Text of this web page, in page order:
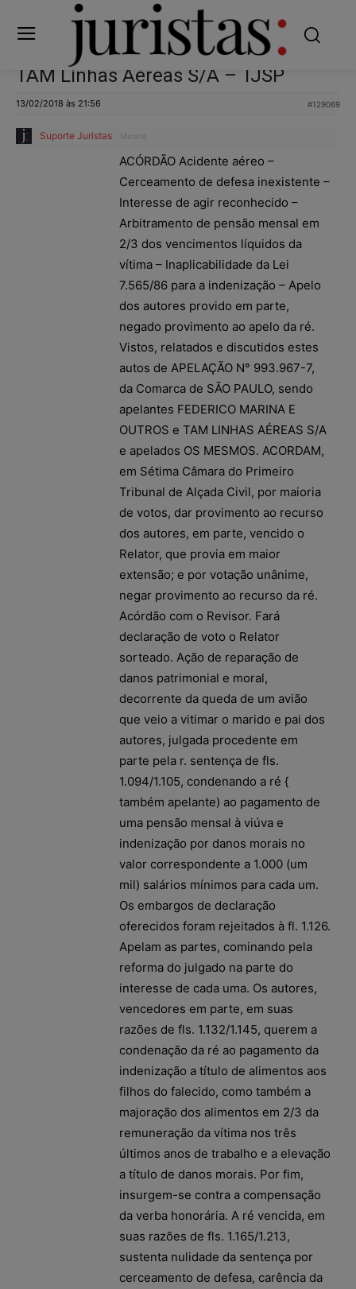
TAM Linhas Aéreas S/A – TJSP
13/02/2018 às 21:56 #129069
Suporte Juristas Mestre
ACÓRDÃO Acidente aéreo –
Cerceamento de defesa inexistente –
Interesse de agir reconhecido –
Arbitramento de pensão mensal em
2/3 dos vencimentos líquidos da
vítima – Inaplicabilidade da Lei
7.565/86 para a indenização – Apelo
dos autores provido em parte,
negado provimento ao apelo da ré.
Vistos, relatados e discutidos estes
autos de APELAÇÃO N° 993.967-7,
da Comarca de SÃO PAULO, sendo
apelantes FEDERICO MARINA E
OUTROS e TAM LINHAS AÉREAS S/A
e apelados OS MESMOS. ACORDAM,
em Sétima Câmara do Primeiro
Tribunal de Alçada Civil, por maioria
de votos, dar provimento ao recurso
dos autores, em parte, vencido o
Relator, que provia em maior
extensão; e por votação unânime,
negar provimento ao recurso da ré.
Acórdão com o Revisor. Fará
declaração de voto o Relator
sorteado. Ação de reparação de
danos patrimonial e moral,
decorrente da queda de um avião
que veio a vitimar o marido e pai dos
autores, julgada procedente em
parte pela r. sentença de fls.
1.094/1.105, condenando a ré {
também apelante) ao pagamento de
uma pensão mensal à viúva e
indenização por danos morais no
valor correspondente a 1.000 (um
mil) salários mínimos para cada um.
Os embargos de declaração
oferecidos foram rejeitados à fl. 1.126.
Apelam as partes, cominando pela
reforma do julgado na parte do
interesse de cada uma. Os autores,
vencedores em parte, em suas
razões de fls. 1.132/1.145, querem a
condenação da ré ao pagamento da
indenização a título de alimentos aos
filhos do falecido, como também a
majoração dos alimentos em 2/3 da
remuneração da vítima nos três
últimos anos de trabalho e a elevação
a título de danos morais. Por fim,
insurgem-se contra a compensação
da verba honorária. A ré vencida, em
suas razões de fls. 1.165/1.213,
sustenta nulidade da sentença por
cerceamento de defesa, carência da